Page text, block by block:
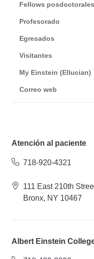
Fellows posdoctorales
Profesorado
Egresados
Visitantes
My Einstein (Ellucian)
Correo web
Atención al paciente
718-920-4321
111 East 210th
Bronx, NY 10467
Albert Einstein